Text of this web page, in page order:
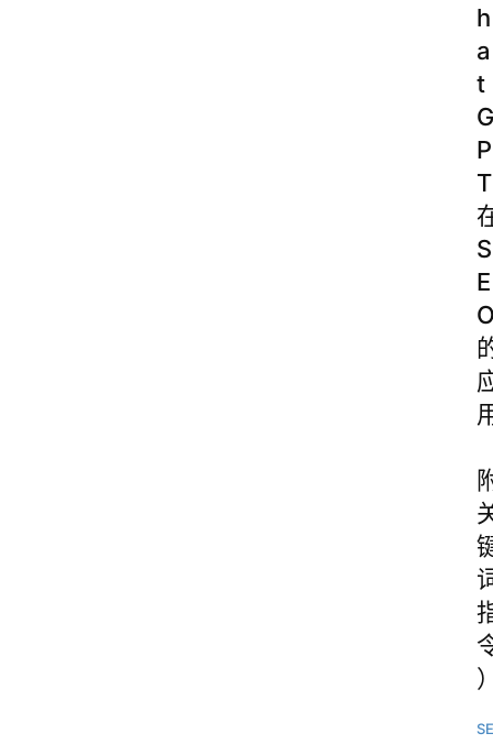
h
a
t
G
P
T
S
E